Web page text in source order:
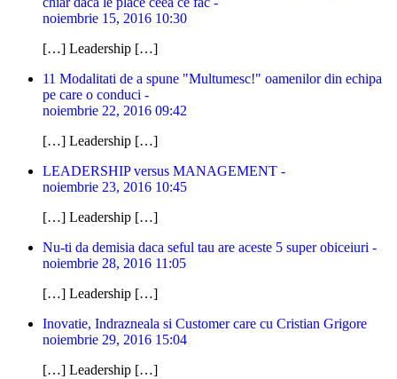
noiembrie 15, 2016 10:30
[…] Leadership […]
11 Modalitati de a spune "Multumesc!" oamenilor din echipa
pe care o conduci -
noiembrie 22, 2016 09:42
[…] Leadership […]
LEADERSHIP versus MANAGEMENT -
noiembrie 23, 2016 10:45
[…] Leadership […]
Nu-ti da demisia daca seful tau are aceste 5 super obiceiuri -
noiembrie 28, 2016 11:05
[…] Leadership […]
Inovatie, Indrazneala si Customer care cu Cristian Grigore
noiembrie 29, 2016 15:04
[…] Leadership […]